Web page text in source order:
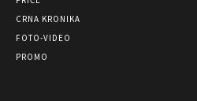
CRNA KRONIKA
FOTO-VIDEO
PROMO